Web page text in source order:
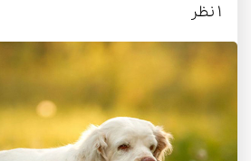
1 نظر